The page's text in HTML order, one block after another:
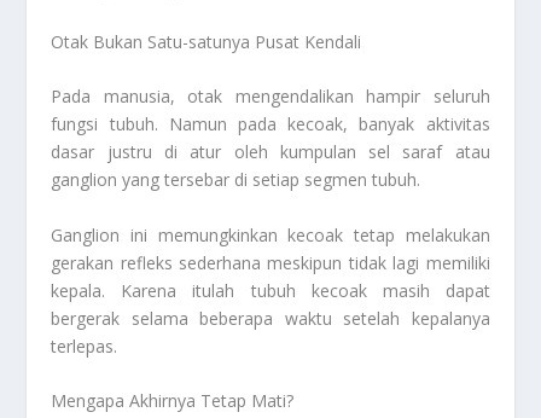
Otak Bukan Satu-satunya Pusat Kendali
Pada manusia, otak mengendalikan hampir seluruh
fungsi tubuh. Namun pada kecoak, banyak aktivitas
dasar justru di atur oleh kumpulan sel saraf atau
ganglion yang tersebar di setiap segmen tubuh.
Ganglion ini memungkinkan kecoak tetap melakukan
gerakan refleks sederhana meskipun tidak lagi memiliki
kepala. Karena itulah tubuh kecoak masih dapat
bergerak selama beberapa waktu setelah kepalanya
terlepas.
Mengapa Akhirnya Tetap Mati?